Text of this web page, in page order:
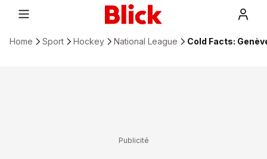
Home Sport Hockey National League Cold Facts: